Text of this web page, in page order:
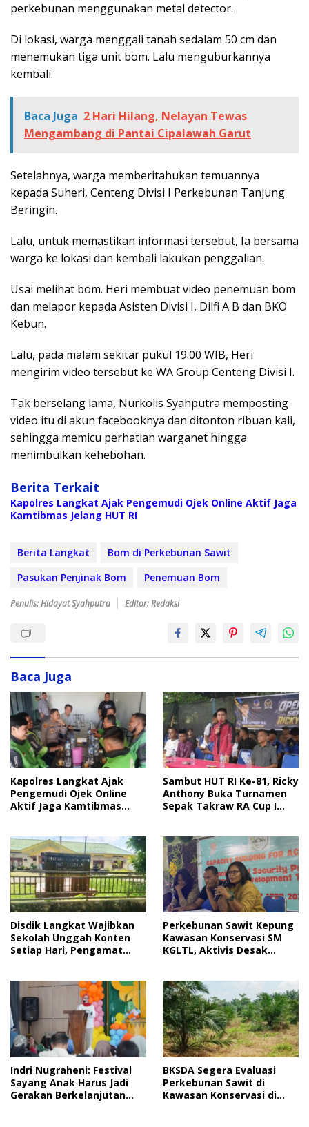
perkebunan menggunakan metal detector.
Di lokasi, warga menggali tanah sedalam 50 cm dan
menemukan tiga unit bom. Lalu menguburkannya
kembali.
Baca Juga 2 Hari Hilang, Nelayan Tewas
Mengambang di Pantai Cipalawah Garut
Setelahnya, warga memberitahukan temuannya
kepada Suheri, Centeng Divisi I Perkebunan Tanjung
Beringin.
Lalu, untuk memastikan informasi tersebut, Ia bersama
warga ke lokasi dan kembali lakukan penggalian.
Usai melihat bom. Heri membuat video penemuan bom
dan melapor kepada Asisten Divisi I, Dilfi A B dan BKO
Kebun.
Lalu, pada malam sekitar pukul 19.00 WIB, Heri
mengirim video tersebut ke WA Group Centeng Divisi I.
Tak berselang lama, Nurkolis Syahputra memposting
video itu di akun facebooknya dan ditonton ribuan kali,
sehingga memicu perhatian warganet hingga
menimbulkan kehebohan.
Berita Terkait
Kapolres Langkat Ajak Pengemudi Ojek Online Aktif Jaga
Kamtibmas Jelang HUT RI
Berita Langkat
Bom di Perkebunan Sawit
Pasukan Penjinak Bom
Penemuan Bom
Penulis: Hidayat Syahputra Editor: Redaksi
Baca Juga
Kapolres Langkat Ajak
Pengemudi Ojek Online
Aktif Jaga Kamtibmas
Sambut HUT RI Ke-81, Ricky
Anthony Buka Turnamen
Sepak Takraw RA Cup I
Disdik Langkat Wajibkan
Sekolah Unggah Konten
Setiap Hari, Pengamat
Perkebunan Sawit Kepung
Kawasan Konservasi SM
KGLTL, Aktivis Desak
Indri Nugraheni: Festival
Sayang Anak Harus Jadi
Gerakan Berkelanjutan
BKSDA Segera Evaluasi
Perkebunan Sawit di
Kawasan Konservasi di